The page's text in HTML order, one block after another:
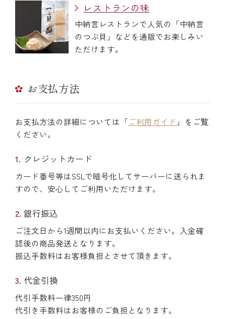
レストランの味
中納言レストランで人気の「中納言
のつぶ貝」などを通販でお楽しみい
ただけます。
お支払方法
お支払方法の詳細については「ご利用ガイド 」をご覧
ください。
クレジットカード
カード番号等はSSLで暗号化してサーバーに送られま
すので、安心してご利用いただけます。
銀行振込
ご注文日から1週間以内にお支払いください。入金確
認後の商品発送となります。
振込手数料はお客様負担とさせて頂きます。
代金引換
代引手数料一律350円
代引き手数料はお客様のご負担となります。